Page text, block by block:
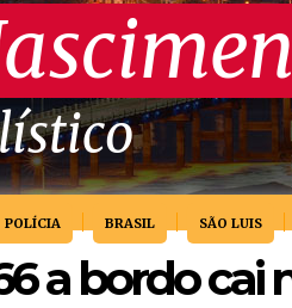
POLÍCIA BRASIL SÃO LUIS
a bordo cai